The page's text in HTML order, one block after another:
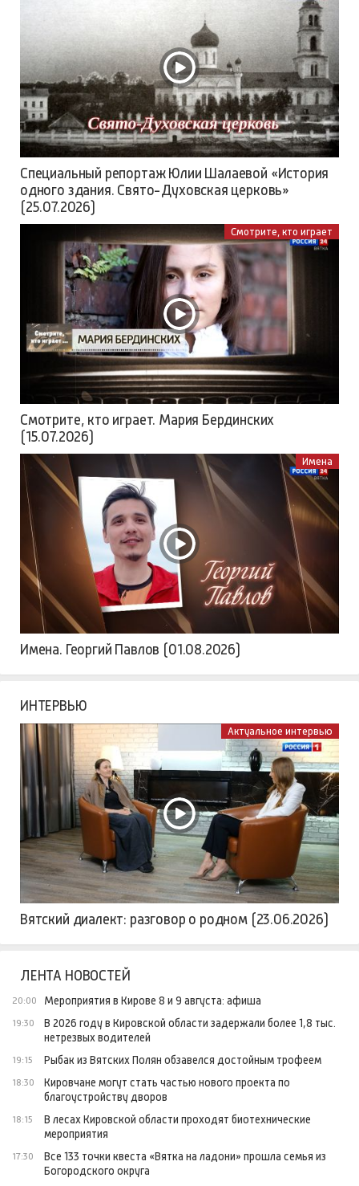
Специальный репортаж Юлии Шалаевой «История
одного здания. Свято-Духовская церковь»
(25.07.2026)
Смотрите, кто играет
Смотрите, кто играет. Мария Бердинских
(15.07.2026)
Имена
Имена. Георгий Павлов (01.08.2026)
ИНТЕРВЬЮ
Актуальное интервью
Вятский диалект: разговор о родном (23.06.2026)
ЛЕНТА НОВОСТЕЙ
20:00 Мероприятия в Кирове 8 и 9 августа: афиша
19:30
В 2026 году в Кировской области задержали более 1,8 тыс.
нетрезвых водителей
19:15 Рыбак из Вятских Полян обзавелся достойным трофеем
18:30
Кировчане могут стать частью нового проекта по
благоустройству дворов
18:15
В лесах Кировской области проходят биотехнические
мероприятия
17:30
Все 133 точки квеста «Вятка на ладони» прошла семья из
Богородского округа